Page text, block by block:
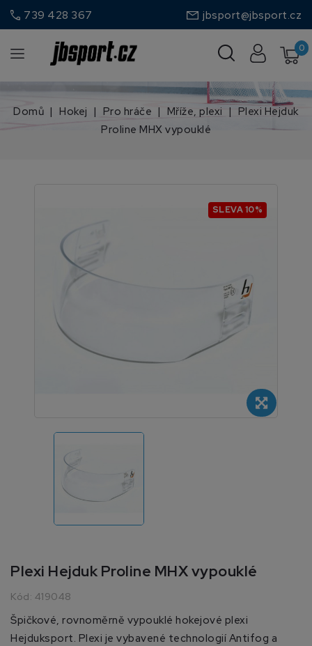
call 739 428 367 jbsport@jbsport.cz
0
Domů Hokej Pro hráče Mříže, plexi
Plexi Hejduk
Proline MHX vypouklé
SLEVA 10%
Plexi Hejduk Proline MHX vypouklé
Kód: 419048
Špičkové, rovnoměrně vypouklé hokejové plexi
Hejduksport. Plexi je vybavené technologií Antifog a